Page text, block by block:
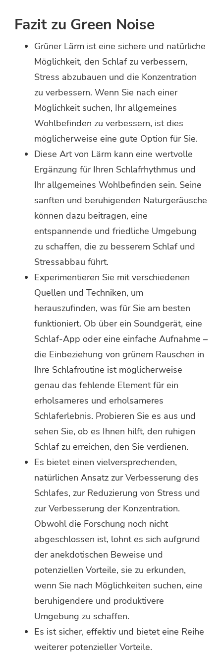
Fazit zu Green Noise
Grüner Lärm ist eine sichere und natürliche
Möglichkeit, den Schlaf zu verbessern,
Stress abzubauen und die Konzentration
zu verbessern. Wenn Sie nach einer
Möglichkeit suchen, Ihr allgemeines
Wohlbefinden zu verbessern, ist dies
möglicherweise eine gute Option für Sie.
Diese Art von Lärm kann eine wertvolle
Ergänzung für Ihren Schlafrhythmus und
Ihr allgemeines Wohlbefinden sein. Seine
sanften und beruhigenden Naturgeräusche
können dazu beitragen, eine
entspannende und friedliche Umgebung
zu schaffen, die zu besserem Schlaf und
Stressabbau führt.
Experimentieren Sie mit verschiedenen
Quellen und Techniken, um
herauszufinden, was für Sie am besten
funktioniert. Ob über ein Soundgerät, eine
Schlaf-App oder eine einfache Aufnahme –
die Einbeziehung von grünem Rauschen in
Ihre Schlafroutine ist möglicherweise
genau das fehlende Element für ein
erholsameres und erholsameres
Schlaferlebnis. Probieren Sie es aus und
sehen Sie, ob es Ihnen hilft, den ruhigen
Schlaf zu erreichen, den Sie verdienen.
Es bietet einen vielversprechenden,
natürlichen Ansatz zur Verbesserung des
Schlafes, zur Reduzierung von Stress und
zur Verbesserung der Konzentration.
Obwohl die Forschung noch nicht
abgeschlossen ist, lohnt es sich aufgrund
der anekdotischen Beweise und
potenziellen Vorteile, sie zu erkunden,
wenn Sie nach Möglichkeiten suchen, eine
beruhigendere und produktivere
Umgebung zu schaffen.
Es ist sicher, effektiv und bietet eine Reihe
weiterer potenzieller Vorteile.